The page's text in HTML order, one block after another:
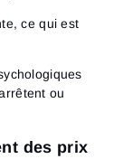
ce qui est
ou
des prix